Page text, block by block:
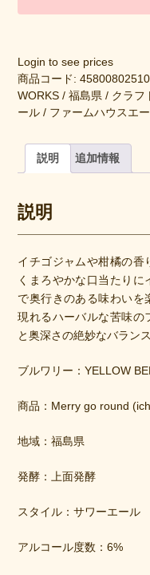
Login to see prices
商品コード:
WORKS / 福島県 / クラフ
ール / ファームハウスエ
説明 追加情報
説明
イチゴジャムや柑橘の香
くまろやかな口当たり
で奥行きのある味わいを
現れるハーバルな苦味の
と奥深さの絶妙なバラン
ブルワリー：YELLOW
商品：Merry go round
地域：福島県
発酵：上面発酵
スタイル：サワーエール
アルコール度数：6%